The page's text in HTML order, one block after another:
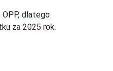
dlatego
za 2025 rok.